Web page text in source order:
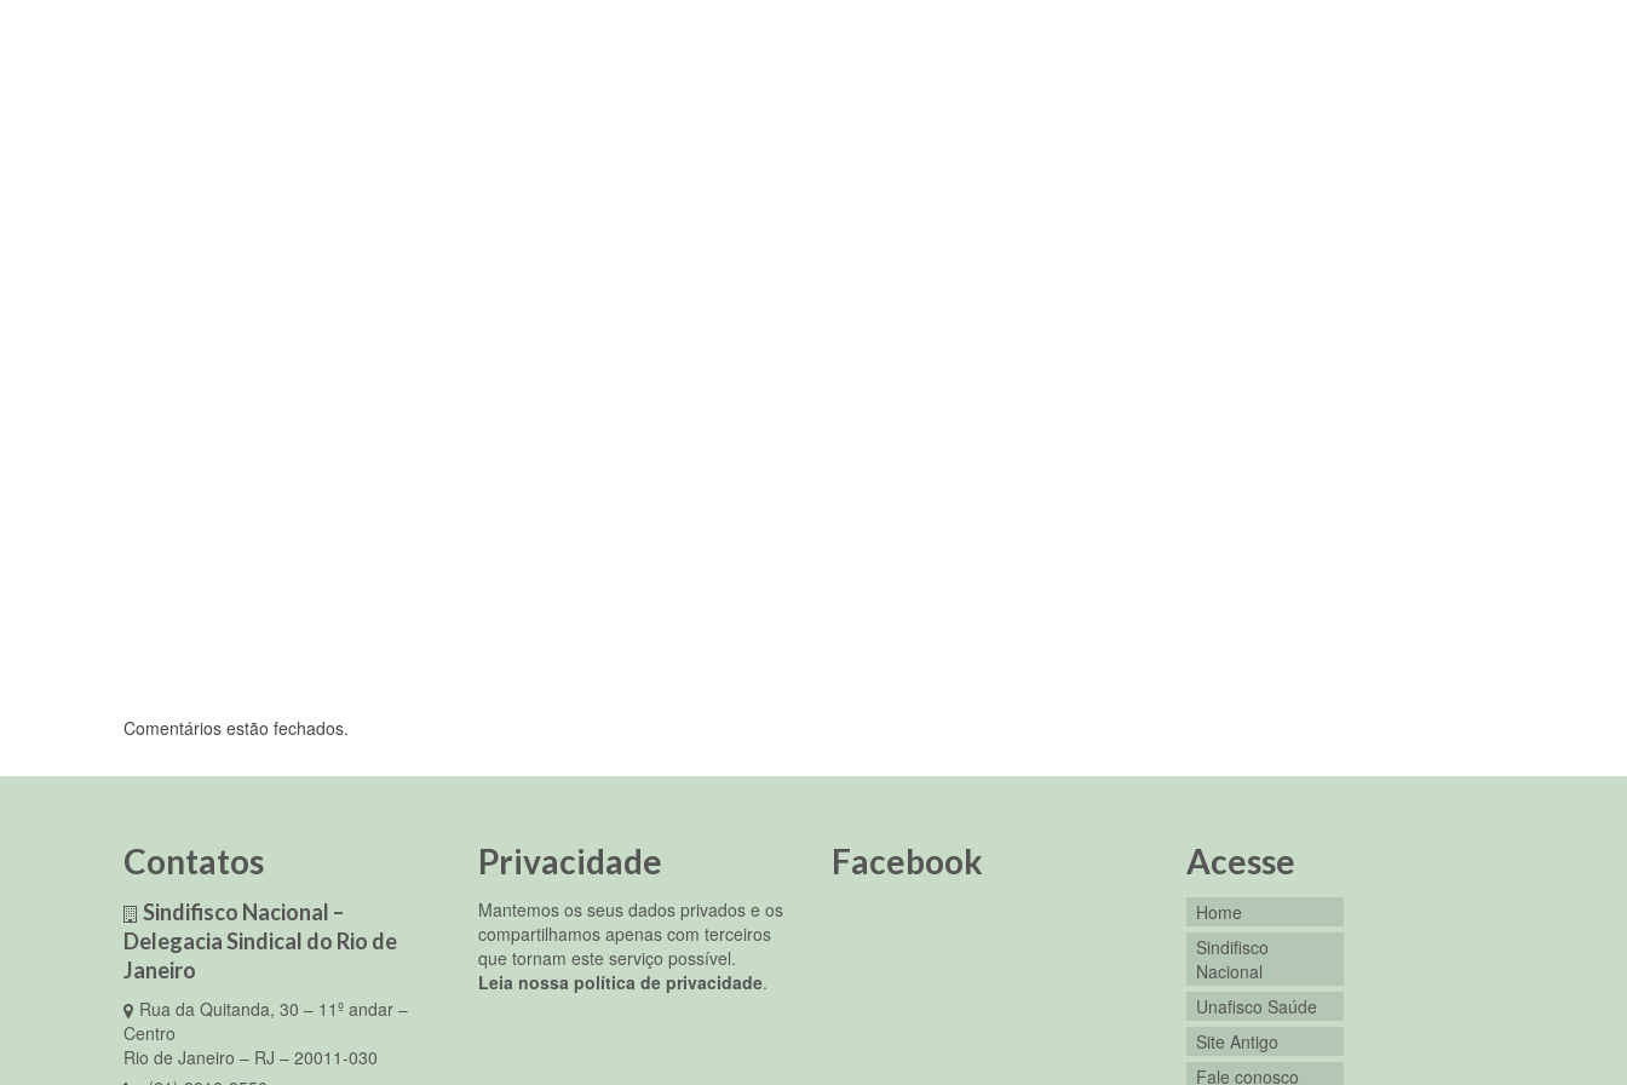
Comentários estão fechados.
Contatos
Sindifisco Nacional –
Delegacia Sindical do Rio de
Janeiro
Rua da Quitanda, 30 – 11º andar –
Centro
Rio de Janeiro – RJ – 20011-030
Privacidade
Mantemos os seus dados privados e os
compartilhamos apenas com terceiros
que tornam este serviço possível.
Leia nossa política de privacidade.
Facebook Acesse
Home
Sindifisco
Nacional
Unafisco Saúde
Site Antigo
Fale conosco